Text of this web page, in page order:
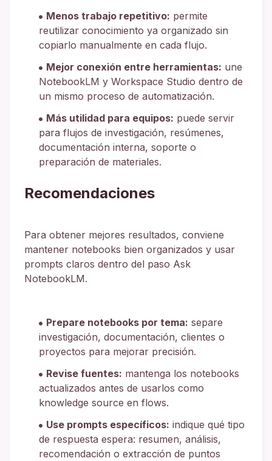
Menos trabajo repetitivo: permite
reutilizar conocimiento ya organizado sin
copiarlo manualmente en cada flujo.
Mejor conexión entre herramientas: une
NotebookLM y Workspace Studio dentro de
un mismo proceso de automatización.
Más utilidad para equipos: puede servir
para flujos de investigación, resúmenes,
documentación interna, soporte o
preparación de materiales.
Recomendaciones
Para obtener mejores resultados, conviene
mantener notebooks bien organizados y usar
prompts claros dentro del paso Ask
NotebookLM.
Prepare notebooks por tema: separe
investigación, documentación, clientes o
proyectos para mejorar precisión.
Revise fuentes: mantenga los notebooks
actualizados antes de usarlos como
knowledge source en flows.
Use prompts específicos: indique qué tipo
de respuesta espera: resumen, análisis,
recomendación o extracción de puntos